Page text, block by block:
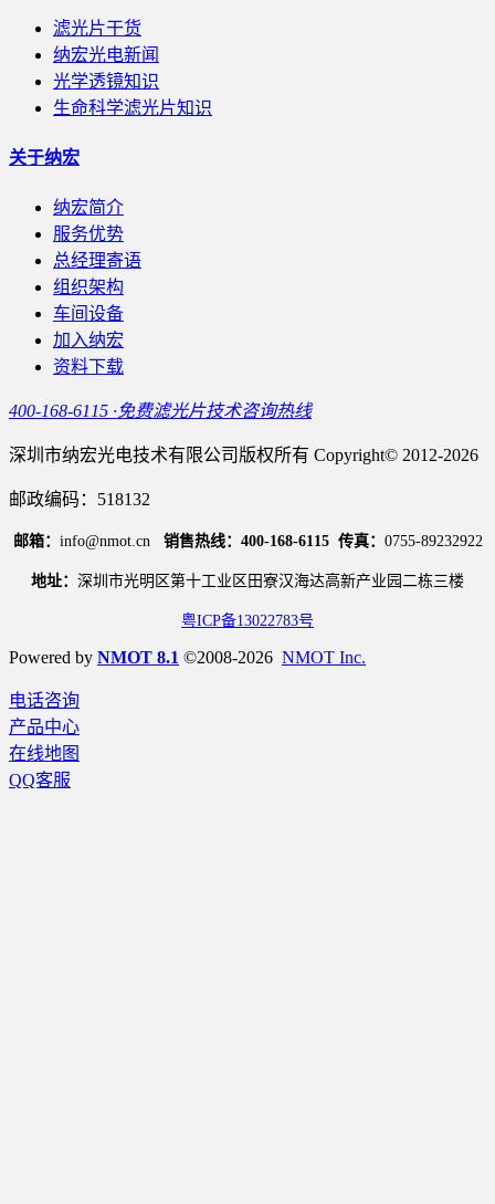
滤光片干货
纳宏光电新闻
光学透镜知识
生命科学滤光片知识
关于纳宏
纳宏简介
服务优势
总经理寄语
组织架构
车间设备
加入纳宏
资料下载
400-168-6115 ·免费滤光片技术咨询热线
深圳市纳宏光电技术有限公司版权所有 Copyright© 2012-2026
邮政编码：518132
邮箱： info@nmot.cn 销售热线：400-168-6115 传真： 0755-89232922
地址： 深圳市光明区第十工业区田寮汉海达高新产业园二栋三楼
粤ICP备13022783号
Powered by NMOT 8.1 ©2008-2026 NMOT Inc.
电话咨询
产品中心
在线地图
QQ客服